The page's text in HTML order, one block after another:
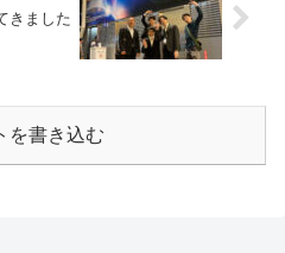
きました
を書き込む